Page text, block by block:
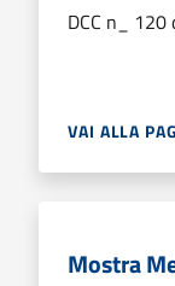
DCC n_
VAI ALLA
Mostra